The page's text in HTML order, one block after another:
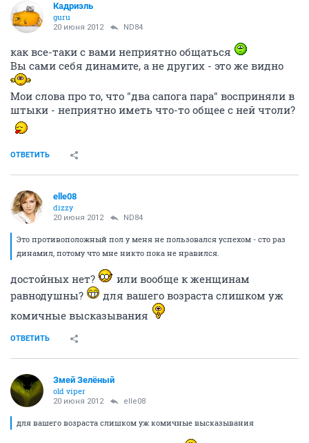
Кадриэль
guru
20 июня 2012 ND84
как все-таки с вами неприятно общаться
Вы сами себя динамите, а не других - это же видно
Мои слова про то, что "два сапога пара" восприняли в
штыки - неприятно иметь что-то общее с ней чтоли?
ОТВЕТИТЬ
elle08
dizzy
20 июня 2012 ND84
Это противоположный пол у меня не пользовался успехом - сто раз
динамил, потому что мне никто пока не нравился.
достойных нет?
или вообще к женщинам
равнодушны?
для вашего возраста слишком уж
комичные высказывания
ОТВЕТИТЬ
Змей Зелёный
old viper
20 июня 2012 elle08
для вашего возраста слишком уж комичные высказывания